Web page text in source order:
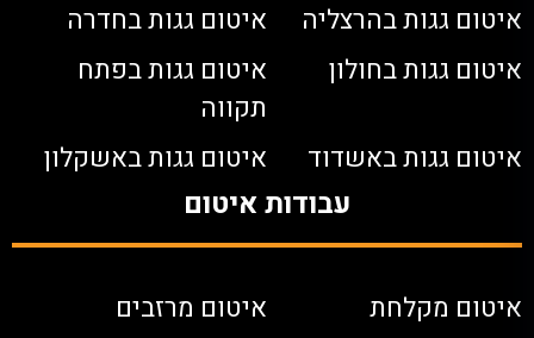
איטום גגות בהרצליה
איטום גגות בחדרה
איטום גגות בחולון
איטום גגות בפתח
תקווה
איטום גגות באשדוד
איטום גגות באשקלון
עבודות איטום
איטום מקלחת
איטום מרזבים